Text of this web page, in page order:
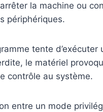
la machine ou
périphériques.
tente d’exécuter
le matériel
contrôle au système.
entre un mode